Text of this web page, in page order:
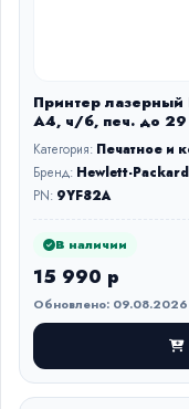
Принтер лазерный
A4, ч/б, печ. до
Категория: Печатное и
Бренд: Hewlett-Packard
PN: 9YF82A
В наличии
15 990 р
Обновлено: 09.08.2026